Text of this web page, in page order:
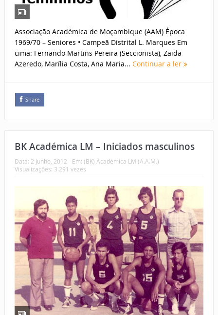
Associação Académica de Moçambique (AAM) Época
1969/70 – Seniores • Campeã Distrital L. Marques Em
cima: Fernando Martins Pereira (Seccionista), Zaida
Azeredo, Marília Costa, Ana Maria... Continuar a ler
Share
BK Académica LM – Iniciados masculinos
Data: 2 Junho, 2012 Em: (BK) Académica LM (A.A.M.)
Visualizações: 3.291 vezes